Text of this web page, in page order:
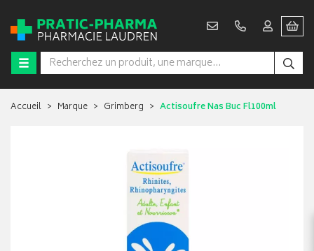
Accueil Marque Grimberg Actisoufre Nas Buc Fl100ml